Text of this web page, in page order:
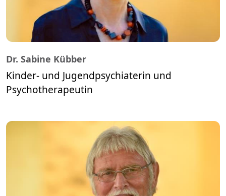
Dr. Sabine Kübber
Kinder- und Jugendpsychiaterin und
Psychotherapeutin